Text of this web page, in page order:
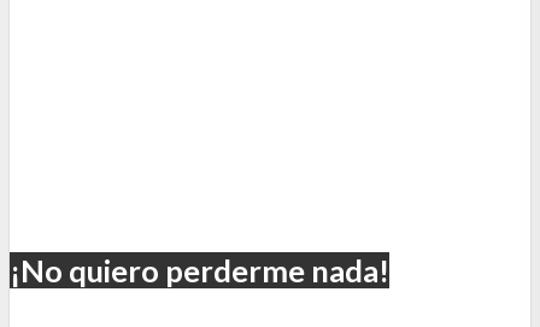
¡No quiero perderme nada!